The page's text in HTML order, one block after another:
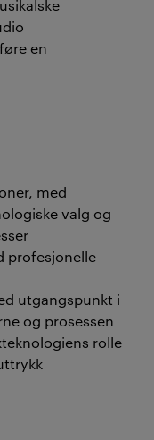
en
med
valg og
profesjonelle
utgangspunkt i
og prosessen
rolle